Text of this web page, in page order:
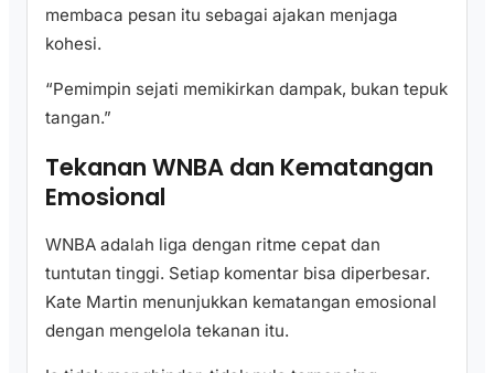
membaca pesan itu sebagai ajakan menjaga
kohesi.
“Pemimpin sejati memikirkan dampak, bukan tepuk
tangan.”
Tekanan WNBA dan Kematangan
Emosional
WNBA adalah liga dengan ritme cepat dan
tuntutan tinggi. Setiap komentar bisa diperbesar.
Kate Martin menunjukkan kematangan emosional
dengan mengelola tekanan itu.